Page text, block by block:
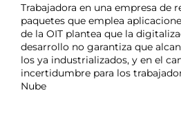
Trabajadora en una empresa de
paquetes que emplea
de la OIT plantea que la
desarrollo no garantiza que
los ya industrializados, y en el
incertidumbre para los
Nube